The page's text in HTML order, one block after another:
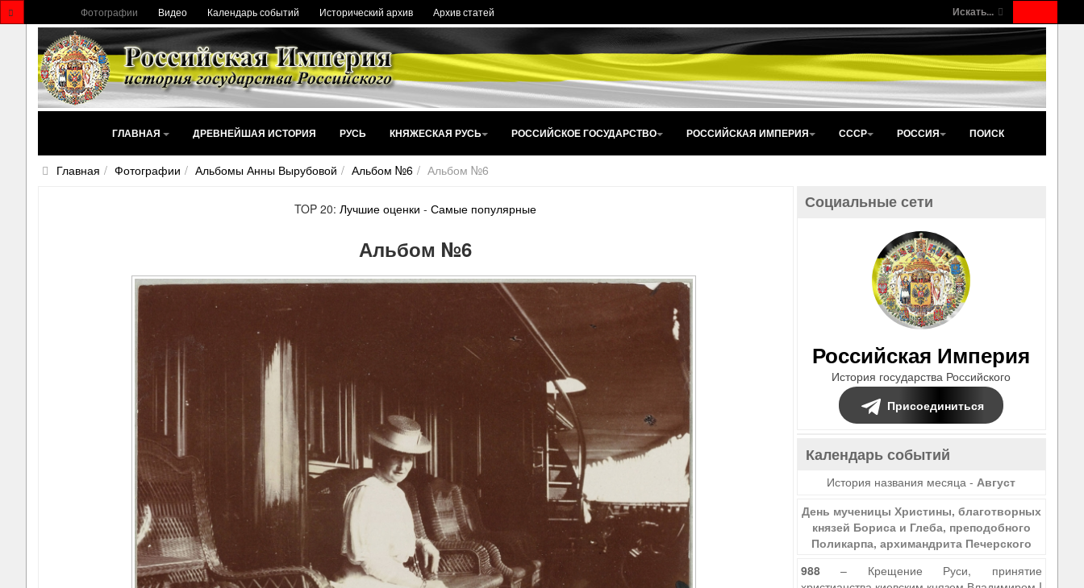
Искать...
Фотографии Видео Календарь событий Исторический архив Архив статей
ГЛАВНАЯ ДРЕВНЕЙШАЯ ИСТОРИЯ РУСЬ КНЯЖЕСКАЯ РУСЬ РОССИЙСКОЕ ГОСУДАРСТВО РОССИЙСКАЯ ИМПЕРИЯ СССР РОССИЯ ПОИСК
Главная Фотографии Альбомы Анны Вырубовой Альбом №6 Альбом №6
TOP 20:Лучшие оценки -Самые популярные
Альбом №6
Социальные сети
Российская Империя
История государства Российского
Присоединиться
Календарь событий
История названия месяца -Август
День мученицы Христины, благотворных
князей Бориса и Глеба, преподобного
Поликарпа, архимандрита Печерского
988– Крещение Руси, принятие